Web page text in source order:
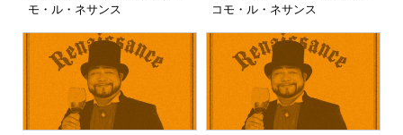
モ・ル・ネサンス
コモ・ル・ネサンス